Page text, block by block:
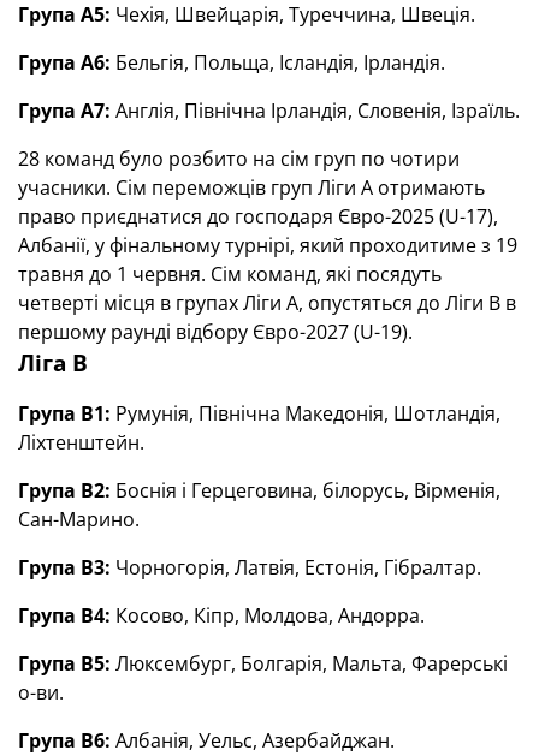
Група А5: Чехія, Швейцарія, Туреччина, Швеція.
Група А6: Бельгія, Польща, Ісландія, Ірландія.
Група А7: Англія, Північна Ірландія, Словенія, Ізраїль.
28 команд було розбито на сім груп по чотири
учасники. Сім переможців груп Ліги А отримають
право приєднатися до господаря Євро-2025 (U-17),
Албанії, у фінальному турнірі, який проходитиме з 19
травня до 1 червня. Сім команд, які посядуть
четверті місця в групах Ліги A, опустяться до Ліги B в
першому раунді відбору Євро-2027 (U-19).
Ліга В
Група В1: Румунія, Північна Македонія, Шотландія,
Ліхтенштейн.
Група В2: Боснія і Герцеговина, білорусь, Вірменія,
Сан-Марино.
Група В3: Чорногорія, Латвія, Естонія, Гібралтар.
Група В4: Косово, Кіпр, Молдова, Андорра.
Група В5: Люксембург, Болгарія, Мальта, Фарерські
о-ви.
Група В6: Албанія, Уельс, Азербайджан.